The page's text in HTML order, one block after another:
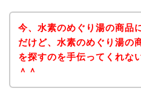
今、水素のめぐり湯の商品
だけど、水素のめぐり湯の
を探すのを手伝ってくれな
＾＾